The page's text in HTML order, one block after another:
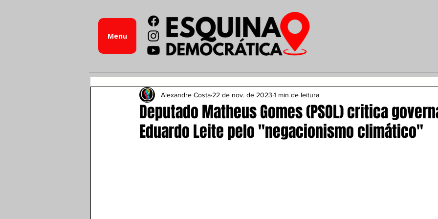
Menu
Deputado Matheus Gomes (PSOL) critica
Eduardo Leite pelo "negacionismo climático"
Alexandre Costa 22 de nov. de 2023 1 min de leitura